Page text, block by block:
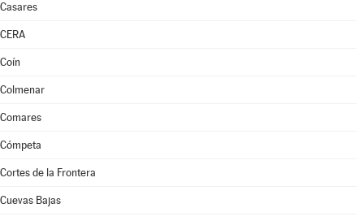
Casares
CERA
Coín
Colmenar
Comares
Cómpeta
Cortes de la Frontera
Cuevas Bajas